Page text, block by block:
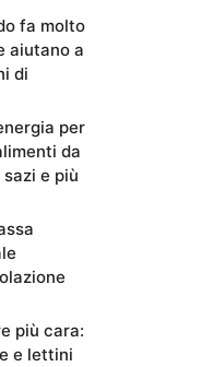
fa molto
aiutano a
di
per
da
e più
più cara:
e lettini